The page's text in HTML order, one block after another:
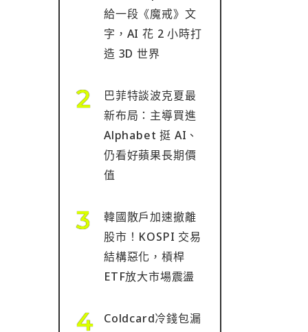
給一段《魔戒》文
字，AI 花 2 小時打
造 3D 世界
巴菲特談波克夏最
新布局：主導買進
Alphabet 挺 AI、
仍看好蘋果長期價
值
韓國散戶加速撤離
股市！KOSPI 交易
結構惡化，槓桿
ETF放大市場震盪
Coldcard冷錢包漏